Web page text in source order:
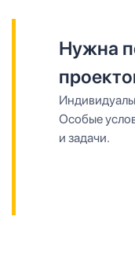
Нужна
Особые
и задачи.